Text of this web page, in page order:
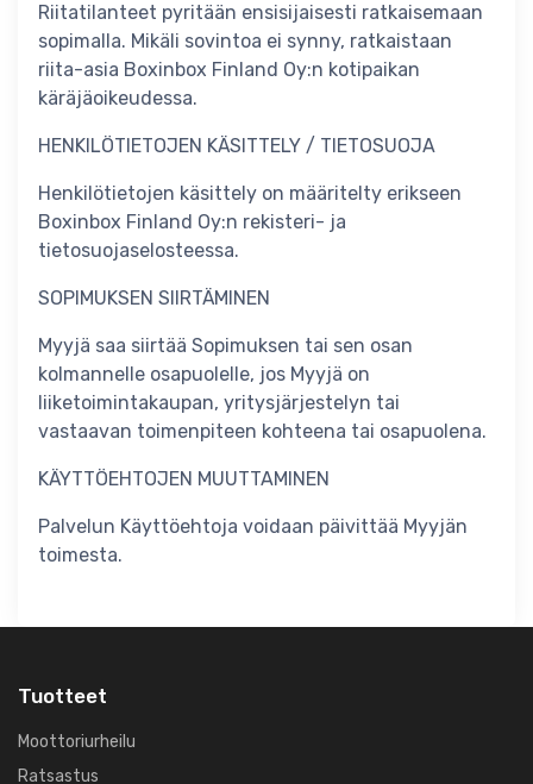
Riitatilanteet pyritään ensisijaisesti ratkaisemaan
sopimalla. Mikäli sovintoa ei synny, ratkaistaan
riita-asia Boxinbox Finland Oy:n kotipaikan
käräjäoikeudessa.
HENKILÖTIETOJEN KÄSITTELY / TIETOSUOJA
Henkilötietojen käsittely on määritelty erikseen
Boxinbox Finland Oy:n rekisteri- ja
tietosuojaselosteessa.
SOPIMUKSEN SIIRTÄMINEN
Myyjä saa siirtää Sopimuksen tai sen osan
kolmannelle osapuolelle, jos Myyjä on
liiketoimintakaupan, yritysjärjestelyn tai
vastaavan toimenpiteen kohteena tai osapuolena.
KÄYTTÖEHTOJEN MUUTTAMINEN
Palvelun Käyttöehtoja voidaan päivittää Myyjän
toimesta.
Tuotteet
Moottoriurheilu
Ratsastus